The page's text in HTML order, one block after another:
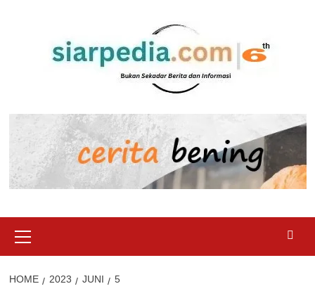
Menu
HOME 2023 JUNI 5